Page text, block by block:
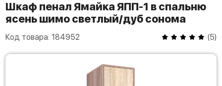
Шкаф пенал Ямайка ЯПП-1 в спальню
ясень шимо светлый/дуб сонома
Код товара: 184952 (5)